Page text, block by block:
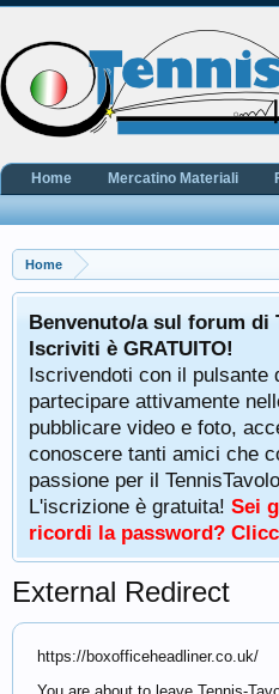
Home
Benvenuto/a sul forum di
Iscriviti è GRATUITO!
Iscrivendoti con il pulsante
partecipare attivamente
pubblicare video e foto,
conoscere tanti amici che
passione per il
L'iscrizione è gratuita! Sei
ricordi la password?
External Redirect
https://boxofficeheadliner.co.uk/
Home Mercatino Materiali